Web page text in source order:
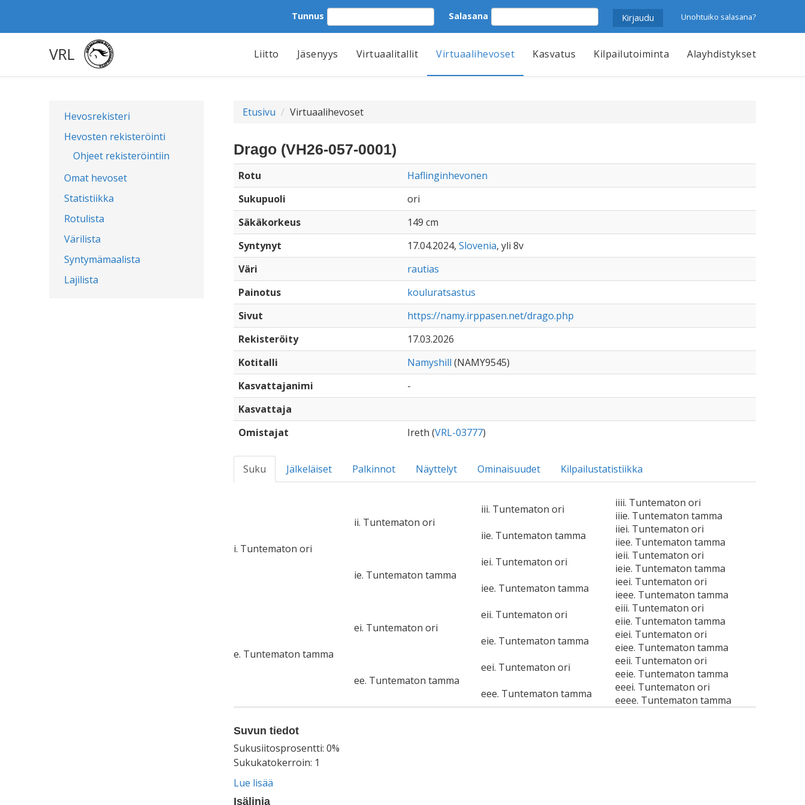
Tunnus Salasana Unohtuiko salasana?
VRL Liitto Jäsenyys Virtuaalitallit Virtuaalihevoset Kasvatus Kilpailutoiminta Alayhdistykset
Hevosrekisteri
Hevosten rekisteröinti
Ohjeet rekisteröintiin
Omat hevoset
Statistiikka
Rotulista
Värilista
Syntymämaalista
Lajilista
Etusivu Virtuaalihevoset
Drago (VH26-057-0001)
Rotu
Haflinginhevonen
Sukupuoli
ori
Säkäkorkeus
149 cm
Syntynyt
17.04.2024, Slovenia, yli 8v
Väri
rautias
Painotus
kouluratsastus
Sivut
https://namy.irppasen.net/drago.php
Rekisteröity
17.03.2026
Kotitalli
Namyshill (NAMY9545)
Kasvattajanimi
-
Kasvattaja
Omistajat
Ireth (VRL-03777)
Suku Jälkeläiset Palkinnot Näyttelyt Ominaisuudet Kilpailustatistiikka
i. Tuntematon ori
ii. Tuntematon ori
iii. Tuntematon ori
iiii. Tuntematon ori
iiie. Tuntematon tamma
iie. Tuntematon tamma
iiei. Tuntematon ori
iiee. Tuntematon tamma
ie. Tuntematon tamma
iei. Tuntematon ori
ieii. Tuntematon ori
ieie. Tuntematon tamma
iee. Tuntematon tamma
ieei. Tuntematon ori
ieee. Tuntematon tamma
e. Tuntematon tamma
ei. Tuntematon ori
eii. Tuntematon ori
eiii. Tuntematon ori
eiie. Tuntematon tamma
eie. Tuntematon tamma
eiei. Tuntematon ori
eiee. Tuntematon tamma
ee. Tuntematon tamma
eei. Tuntematon ori
eeii. Tuntematon ori
eeie. Tuntematon tamma
eee. Tuntematon tamma
eeei. Tuntematon ori
eeee. Tuntematon tamma
Suvun tiedot
Sukusiitosprosentti: 0%
Sukukatokerroin: 1
Lue lisää
Isälinja